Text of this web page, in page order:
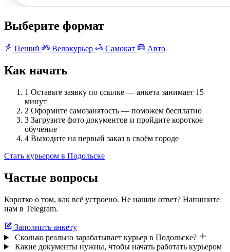
Выберите формат
Пеший Велокурьер Самокат Авто
Как начать
1 Оставьте заявку по ссылке — анкета занимает 15
минут
2 Оформите самозанятость — поможем бесплатно
3 Загрузите фото документов и пройдите короткое
обучение
4 Выходите на первый заказ в своём городе
Стать курьером в Подольске
Частые вопросы
Коротко о том, как всё устроено. Не нашли ответ? Напишите
нам в Telegram.
Заполнить анкету
Сколько реально зарабатывает курьер в Подольске?
Какие документы нужны, чтобы начать работать курьером